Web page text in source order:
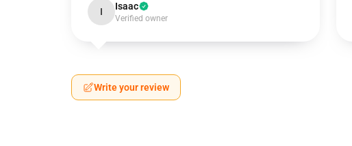
I Isaac
Verified owner
Write your review